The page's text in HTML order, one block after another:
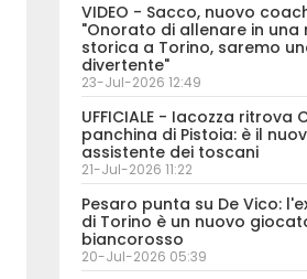
VIDEO - Sacco, nuovo
"Onorato di allenare in una
storica a Torino, saremo
divertente"
23-Jul-2026 12:49
UFFICIALE - Iacozza ritrova
panchina di Pistoia: è il
assistente dei toscani
21-Jul-2026 11:22
Pesaro punta su De Vico:
di Torino è un nuovo
biancorosso
20-Jul-2026 05:39